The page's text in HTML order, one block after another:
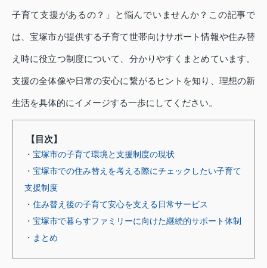
子育て支援があるの？」と悩んでいませんか？この記事で
は、宝塚市が提供する子育て世帯向けサポート情報や住み替
え時に役立つ制度について、分かりやすくまとめています。
支援の全体像や日常の安心に繋がるヒントを知り、理想の新
生活を具体的にイメージする一歩にしてください。
【目次】
・宝塚市の子育て環境と支援制度の現状
・宝塚市での住み替えを考える際にチェックしたい子育て
支援制度
・住み替え後の子育て安心を支える日常サービス
・宝塚市で暮らすファミリーに向けた継続的サポート体制
・まとめ